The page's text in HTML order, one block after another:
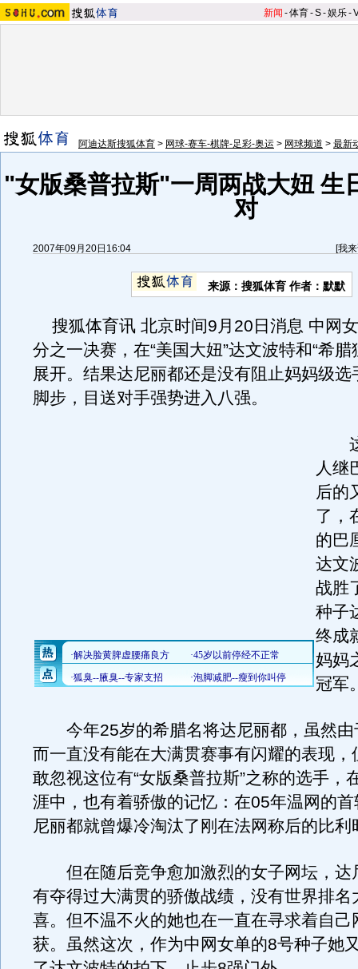
新闻 -体育-S-娱乐-
阿迪达斯搜狐体育 > 网球-赛车-棋牌-足彩-奥运 > 网球频道 > 最新
"女版桑普拉斯"一周两战大妞 生
对
2007年09月20日16:04 [我
来源：搜狐体育 作者：默默
搜狐体育讯 北京时间9月20日消息 中网
分之一决赛，在“美国大妞”达文波特和“希腊
展开。结果达尼丽都还是没有阻止妈妈级选
脚步，目送对手强势进入八强。
这
人继
后的
了，
的巴
达文
战胜
种子
终成
妈妈
冠军
今年25岁的希腊名将达尼丽都，虽然由
而一直没有能在大满贯赛事有闪耀的表现，
敢忽视这位有“女版桑普拉斯”之称的选手，
涯中，也有着骄傲的记忆：在05年温网的
尼丽都就曾爆冷淘汰了刚在法网称后的比利
但在随后竞争愈加激烈的女子网坛，达
有夺得过大满贯的骄傲战绩，没有世界排名
喜。但不温不火的她也在一直在寻求着自己
获。虽然这次，作为中网女单的8号种子她